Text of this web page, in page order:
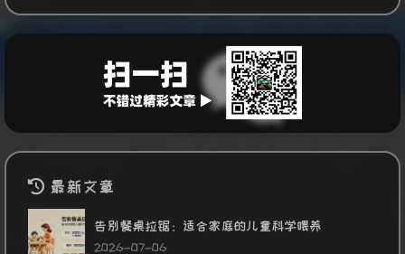
最新文章
告别餐桌拉锯：适合家庭的儿童科学喂养
2026-07-06